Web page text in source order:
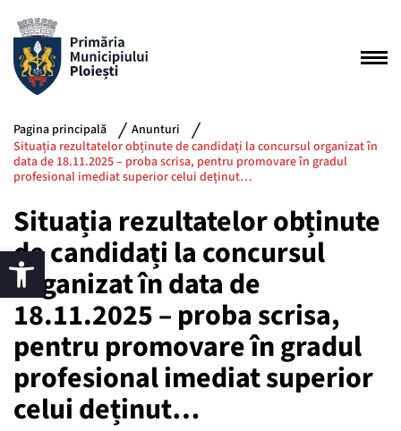
Pagina principală
Anunturi
Situația rezultatelor obținute de candidați la concursul organizat în
data de 18.11.2025 – proba scrisa, pentru promovare în gradul
profesional imediat superior celui deținut…
Situația rezultatelor obținute
de candidați la concursul
organizat în data de
18.11.2025 – proba scrisa,
pentru promovare în gradul
profesional imediat superior
celui deținut…